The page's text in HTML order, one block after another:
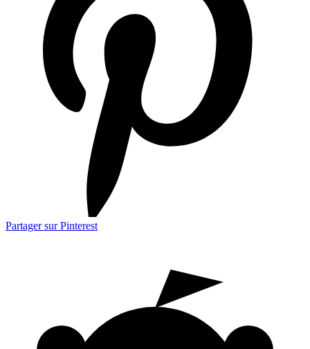
Partager sur Pinterest